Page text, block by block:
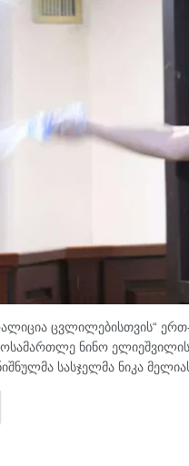
ცვლილებისთვის“
ნინო
სასჯელმა ნიკა